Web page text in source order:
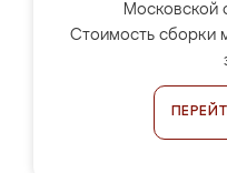
Московской
Стоимость сборки